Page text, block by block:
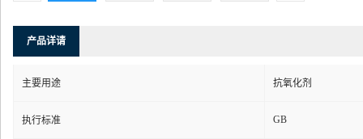
产品详请
主要用途 抗氧化剂
执行标准 GB